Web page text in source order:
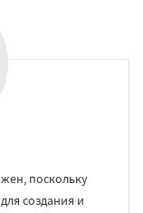
поскольку
создания и